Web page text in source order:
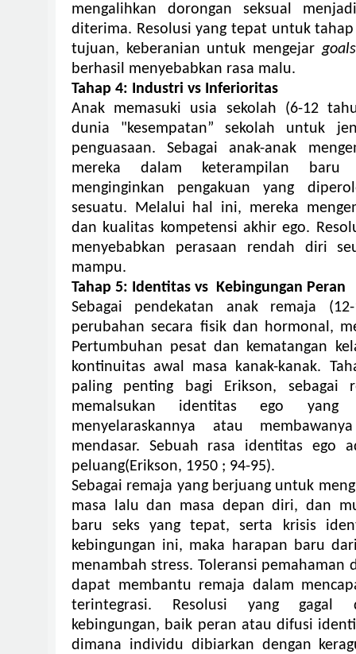
mengalihkan dorongan seksual
diterima. Resolusi yang tepat untuk
tujuan, keberanian untuk mengejar goals
berhasil menyebabkan rasa malu.
Tahap 4: Industri vs Inferioritas
Anak memasuki usia sekolah (6-12
dunia "kesempatan” sekolah untuk
penguasaan. Sebagai anak-anak
mereka dalam keterampilan
menginginkan pengakuan yang
sesuatu.
Melalui hal ini, mereka
dan kualitas kompetensi akhir ego.
menyebabkan perasaan rendah diri
mampu.
Tahap 5: Identitas vs Kebingungan Peran
Sebagai pendekatan anak remaja
perubahan secara fisik dan hormonal,
Pertumbuhan pesat dan kematangan
kontinuitas awal masa kanak-kanak.
paling penting bagi Erikson, sebagai
memalsukan identitas ego yang
menyelaraskannya atau
mendasar.
Sebuah rasa identitas ego
peluang(Erikson, 1950 ; 94-95).
Sebagai remaja yang berjuang untuk
masa lalu dan masa depan diri, dan
baru seks yang tepat, serta krisis
kebingungan ini, maka
harapan baru
menambah stress. Toleransi
dapat membantu remaja dalam
terintegrasi.
Resolusi yang gagal
kebingungan, baik peran atau difusi
dimana individu dibiarkan dengan